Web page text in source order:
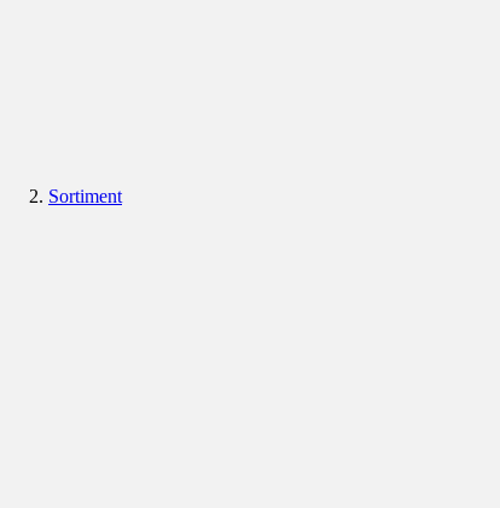
Sortiment